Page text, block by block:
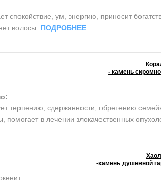
спокойствие, ум, энергию, приносит
волосы. ПОДРОБНЕЕ
- камень
терпению, сдержанности, обретению
помогает в лечении злокачественных
-камень душевной